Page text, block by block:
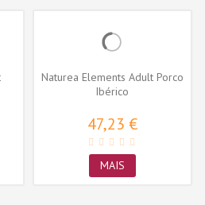
Naturea Elements Adult Porco
Ibérico
47,23 €
MAIS